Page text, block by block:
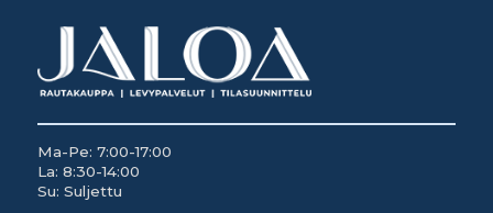
Ma-Pe: 7:00-17:00
La: 8:30-14:00
Su: Suljettu